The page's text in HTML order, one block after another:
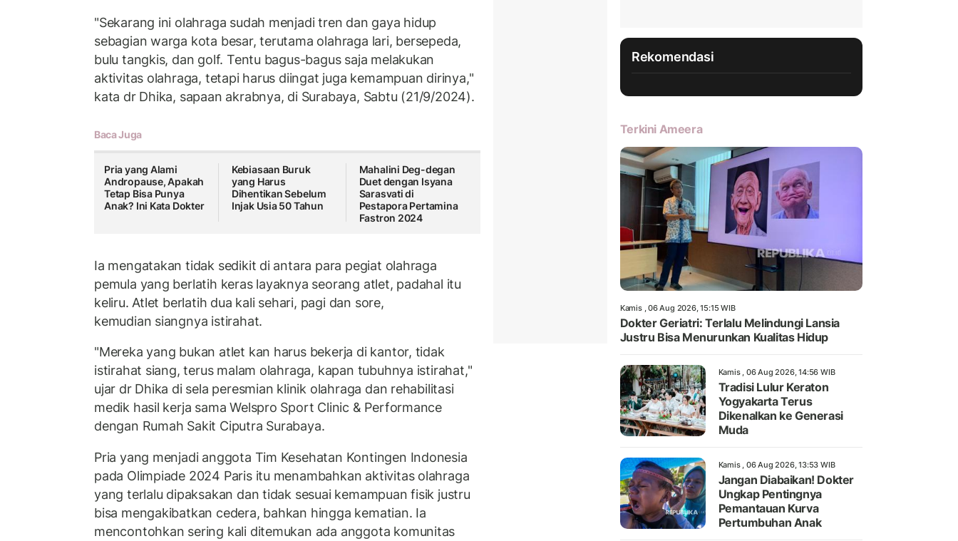
"Sekarang ini olahraga sudah menjadi tren dan gaya hidup
sebagian warga kota besar, terutama olahraga lari, bersepeda,
bulu tangkis, dan golf. Tentu bagus-bagus saja melakukan
aktivitas olahraga, tetapi harus diingat juga kemampuan dirinya,"
kata dr Dhika, sapaan akrabnya, di Surabaya, Sabtu (21/9/2024).
Baca Juga
Pria yang Alami
Andropause, Apakah
Tetap Bisa Punya
Anak? Ini Kata Dokter
Kebiasaan Buruk
yang Harus
Dihentikan Sebelum
Injak Usia 50 Tahun
Mahalini Deg-degan
Duet dengan Isyana
Sarasvati di
Pestapora Pertamina
Fastron 2024
Ia mengatakan tidak sedikit di antara para pegiat olahraga
pemula yang berlatih keras layaknya seorang atlet, padahal itu
keliru. Atlet berlatih dua kali sehari, pagi dan sore,
kemudian siangnya istirahat.
"Mereka yang bukan atlet kan harus bekerja di kantor, tidak
istirahat siang, terus malam olahraga, kapan tubuhnya istirahat,"
ujar dr Dhika di sela peresmian klinik olahraga dan rehabilitasi
medik hasil kerja sama Welspro Sport Clinic & Performance
dengan Rumah Sakit Ciputra Surabaya.
Pria yang menjadi anggota Tim Kesehatan Kontingen Indonesia
pada Olimpiade 2024 Paris itu menambahkan aktivitas olahraga
yang terlalu dipaksakan dan tidak sesuai kemampuan fisik justru
bisa mengakibatkan cedera, bahkan hingga kematian. Ia
mencontohkan sering kali ditemukan ada anggota komunitas
Rekomendasi
Terkini Ameera
Kamis , 06 Aug 2026, 15:15 WIB
Dokter Geriatri: Terlalu Melindungi Lansia
Justru Bisa Menurunkan Kualitas Hidup
Kamis , 06 Aug 2026, 14:56 WIB
Tradisi Lulur Keraton
Yogyakarta Terus
Dikenalkan ke Generasi
Muda
Kamis , 06 Aug 2026, 13:53 WIB
Jangan Diabaikan! Dokter
Ungkap Pentingnya
Pemantauan Kurva
Pertumbuhan Anak